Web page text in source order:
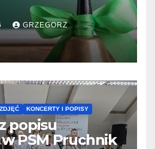
GRZEGORZ
KONCERTY I POPISY
popisu
PSM Pruchnik